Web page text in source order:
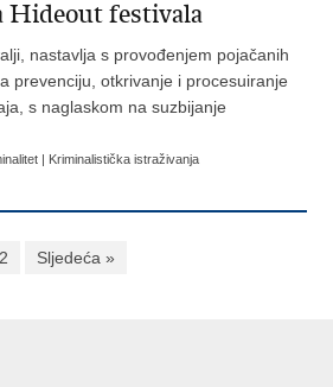
Hideout festivala
nastavlja s provođenjem pojačanih
prevenciju, otkrivanje i procesuiranje
s naglaskom na suzbijanje
| Kriminalistička istraživanja
2 Sljedeća »